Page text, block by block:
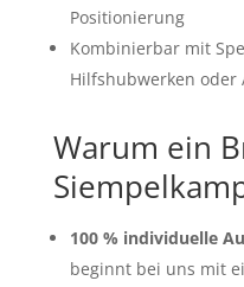
Positionierung
Kombinierbar mit
Hilfshubwerken
Warum ein
100 % individuelle
beginnt bei uns mit